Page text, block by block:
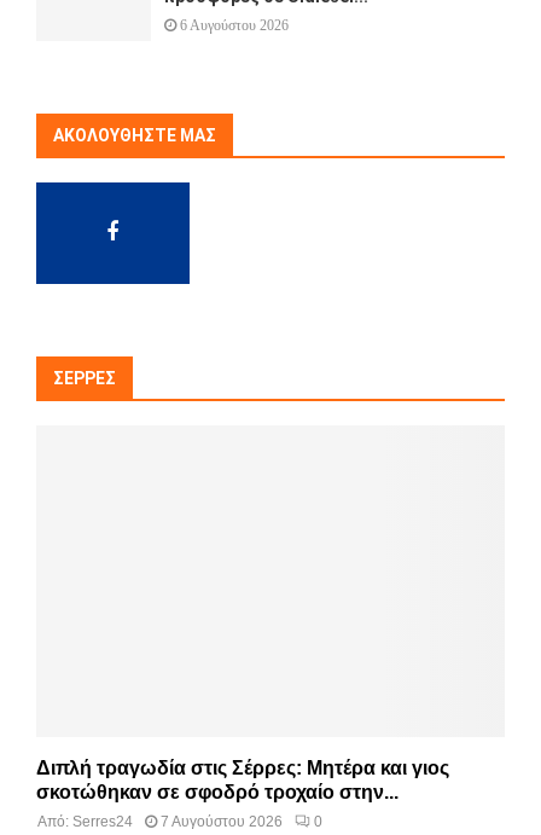
6 Αυγούστου 2026
ΑΚΟΛΟΥΘΉΣΤΕ ΜΑΣ
ΣΈΡΡΕΣ
Διπλή τραγωδία στις Σέρρες: Μητέρα και γιος
σκοτώθηκαν σε σφοδρό τροχαίο στην...
Από: Serres24 7 Αυγούστου 2026 0